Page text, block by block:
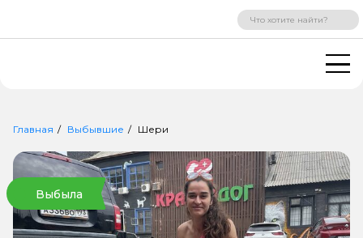
ВХОД РЕГИСТРАЦИЯ
Главная Выбывшие Шери
Выбыла